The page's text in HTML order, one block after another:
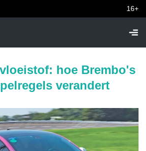
16+
hoe Brembo's
verandert